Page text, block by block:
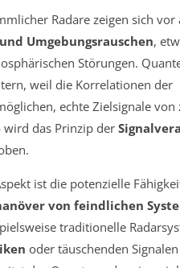
Radare zeigen sich
Umgebungsrauschen,
Störungen.
weil die Korrelationen der
echte Zielsignale von
wird das Prinzip der
ist die potenzielle
von feindlichen
traditionelle
oder täuschenden Signalen